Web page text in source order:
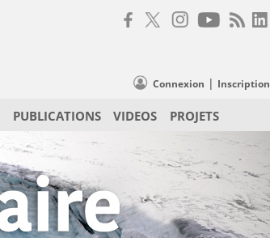
Connexion | Inscription
PUBLICATIONS VIDEOS PROJETS